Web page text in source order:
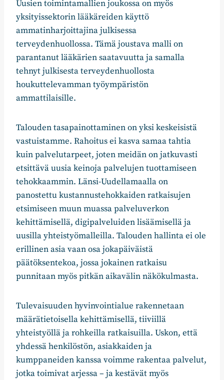
Uusien toimintamallien joukossa on myös
yksityissektorin lääkäreiden käyttö
ammatinharjoittajina julkisessa
terveydenhuollossa. Tämä joustava malli on
parantanut lääkärien saatavuutta ja samalla
tehnyt julkisesta terveydenhuollosta
houkuttelevamman työympäristön
ammattilaisille.
Talouden tasapainottaminen on yksi keskeisistä
vastuistamme. Rahoitus ei kasva samaa tahtia
kuin palvelutarpeet, joten meidän on jatkuvasti
etsittävä uusia keinoja palvelujen tuottamiseen
tehokkaammin. Länsi-Uudellamaalla on
panostettu kustannustehokkaiden ratkaisujen
etsimiseen muun muassa palveluverkon
kehittämisellä, digipalveluiden lisäämisellä ja
uusilla yhteistyömalleilla. Talouden hallinta ei ole
erillinen asia vaan osa jokapäiväistä
päätöksentekoa, jossa jokainen ratkaisu
punnitaan myös pitkän aikavälin näkökulmasta.
Tulevaisuuden hyvinvointialue rakennetaan
määrätietoisella kehittämisellä, tiiviillä
yhteistyöllä ja rohkeilla ratkaisuilla. Uskon, että
yhdessä henkilöstön, asiakkaiden ja
kumppaneiden kanssa voimme rakentaa palvelut,
jotka toimivat arjessa – ja kestävät myös